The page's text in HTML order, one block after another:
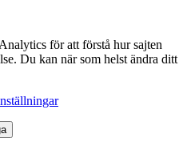
för att förstå hur sajten
Du kan när som helst ändra ditt